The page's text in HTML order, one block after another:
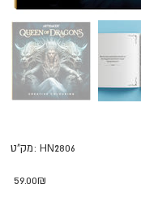
מק"ט: HN2806
HN2806
‏59.00 ‏₪